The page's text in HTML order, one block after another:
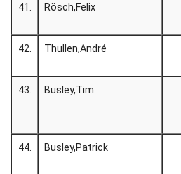
41. Rösch,Felix
42. Thullen,André
43. Busley,Tim
44. Busley,Patrick